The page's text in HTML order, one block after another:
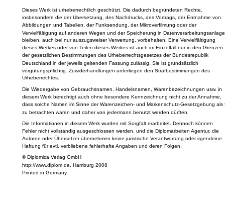
Dieses Werk ist urheberrechtlich geschützt. Die dadurch begründeten Rechte,
insbesondere die der Übersetzung, des Nachdrucks, des Vortrags, der Entnahme von
Abbildungen und Tabellen, der Funksendung, der Mikroverfilmung oder der
Vervielfältigung auf anderen Wegen und der Speicherung in
bleiben, auch bei nur auszugsweiser Verwertung, vorbehalten. Eine Vervielfältigung
dieses Werkes oder von Teilen dieses Werkes ist auch im Einzelfall nur in den Grenzen
der gesetzlichen Bestimmungen des Urheberrechtsgesetzes der Bundesrepublik
Deutschland in der jeweils geltenden Fassung zulässig. Sie ist grundsätzlich
vergütungspflichtig. Zuwiderhandlungen unterliegen den Strafbestimmungen des
Urheberrechtes.
Die Wiedergabe von Gebrauchsnamen, Handelsnamen, Warenbezeichnungen usw. in
diesem Werk berechtigt auch ohne besondere Kennzeichnung nicht zu der Annahme,
dass solche Namen im Sinne der Warenzeichen- und Markenschutz-Gesetzgebung als
zu betrachten wären und daher von jedermann benutzt werden dürften.
Die Informationen in diesem Werk wurden mit Sorgfalt erarbeitet. Dennoch können
Fehler nicht vollständig ausgeschlossen werden, und die Diplomarbeiten Agentur, die
Autoren oder Übersetzer übernehmen keine juristische Verantwortung oder irgendeine
Haftung für evtl. verbliebene fehlerhafte Angaben und deren Folgen.
© Diplomica Verlag GmbH
http://www.diplom.de, Hamburg 2008
Printed in Germany